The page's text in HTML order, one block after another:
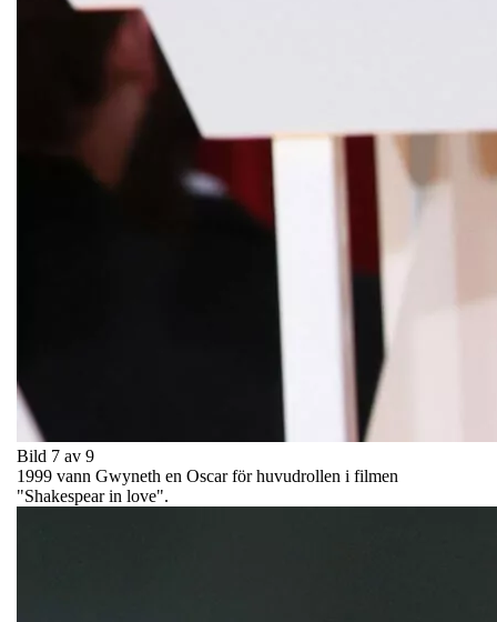
Bild 7 av 9
1999 vann Gwyneth en Oscar för huvudrollen i filmen
"Shakespear in love".